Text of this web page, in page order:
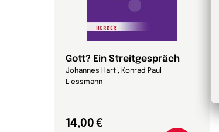
Gott? Ein Streitgespräch
Johannes Hartl, Konrad Paul
Liessmann
14,00 €